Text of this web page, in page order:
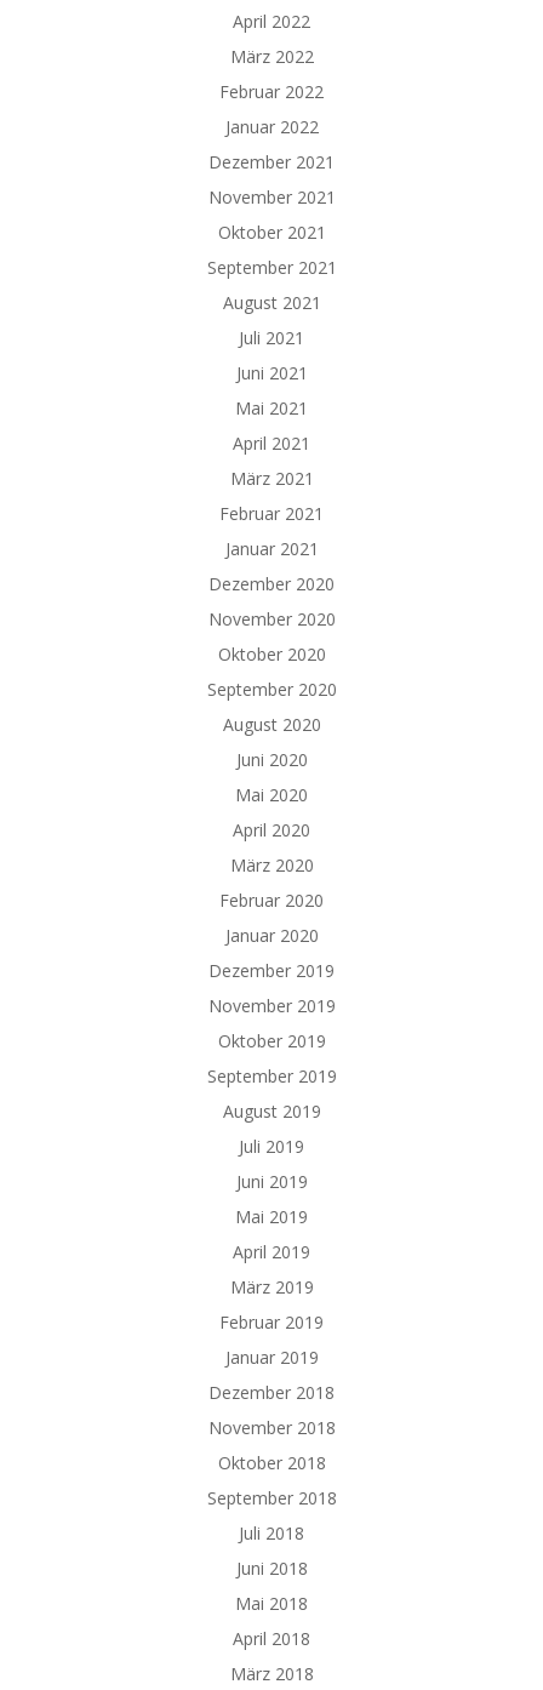
April 2022
März 2022
Februar 2022
Januar 2022
Dezember 2021
November 2021
Oktober 2021
September 2021
August 2021
Juli 2021
Juni 2021
Mai 2021
April 2021
März 2021
Februar 2021
Januar 2021
Dezember 2020
November 2020
Oktober 2020
September 2020
August 2020
Juni 2020
Mai 2020
April 2020
März 2020
Februar 2020
Januar 2020
Dezember 2019
November 2019
Oktober 2019
September 2019
August 2019
Juli 2019
Juni 2019
Mai 2019
April 2019
März 2019
Februar 2019
Januar 2019
Dezember 2018
November 2018
Oktober 2018
September 2018
Juli 2018
Juni 2018
Mai 2018
April 2018
März 2018